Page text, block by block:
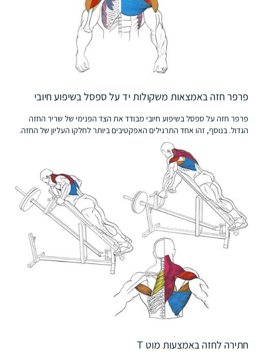
פרפר חזה באמצאות משקולות יד על ספסל בשיפוע חיובי
פרפר חזה על ספסל בשיפוע חיובי מבודד את הצד הפנימי של שריר החזה
הגדול. בנוסף, זהו אחד התרגילים האפקטיבים ביותר לחלקו העליון של החזה.
חתירה לחזה באמצעות מוט T